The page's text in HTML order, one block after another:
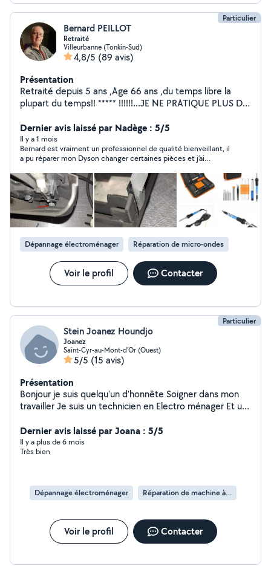
Particulier
Bernard PEILLOT
Retraité
Villeurbanne (Tonkin-Sud)
4,8/5 (89 avis)
Présentation
Retraité depuis 5 ans ,Age 66 ans ,du temps libre la
plupart du temps!! ***** !!!!!!...JE NE PRATIQUE PLUS DE
ELECTROMENAGERS (REFRIGERATEUR,CUISINIERE,
MAL , FOUR ENCASTRABLE ,sauf Micro ondes ) Aime
rendre service dans la mesure du possible et de mes
compétences comme réparation de petits appareils
ménagers et autres que l'on peut m'apporter à mon
domicile ,facilement transportable.. Reste encore assez
bricoleur réparation de petits matériels ménagers
(micro ondes ,centrale vapeur ,cafetière ,lampes .. etc )
si réparables
Dernier avis laissé par Nadège : 5/5
Il y a 1 mois
Bernard est vraiment un professionnel de qualité bienveillant, il
a pu réparer mon Dyson changer certaines pièces et j’ai
fois ! Un grand merci !
Dépannage électroménager Réparation de micro-ondes
Voir le profil Contacter
Particulier
Stein Joanez Houndjo
Joanez
Saint-Cyr-au-Mont-d'Or (Ouest)
5/5 (15 avis)
Présentation
Bonjour je suis quelqu'un d'honnête Soigner dans mon
travailler Je suis un technicien en Electro ménager Et un
Dernier avis laissé par Joana : 5/5
Il y a plus de 6 mois
Très bien
Dépannage électroménager Réparation de machine à laver
Voir le profil Contacter